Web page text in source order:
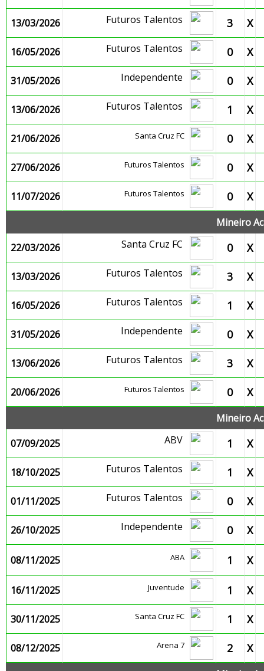
13/03/2026 Futuros Talentos 3 X
16/05/2026 Futuros Talentos 0 X
31/05/2026 Independente 0 X
13/06/2026 Futuros Talentos 1 X
21/06/2026 Santa Cruz FC 0 X
27/06/2026 Futuros Talentos 0 X
11/07/2026 Futuros Talentos 0 X
Mineiro
22/03/2026
Santa Cruz FC 0 X
13/03/2026 Futuros Talentos 3 X
16/05/2026 Futuros Talentos 1 X
31/05/2026 Independente 0 X
13/06/2026 Futuros Talentos 3 X
20/06/2026 Futuros Talentos 0 X
Mineiro
07/09/2025
ABV 1 X
18/10/2025 Futuros Talentos 1 X
01/11/2025 Futuros Talentos 0 X
26/10/2025 Independente 0 X
08/11/2025 ABA 1 X
16/11/2025 Juventude 1 X
30/11/2025 Santa Cruz FC 1 X
08/12/2025 Arena 7 2 X